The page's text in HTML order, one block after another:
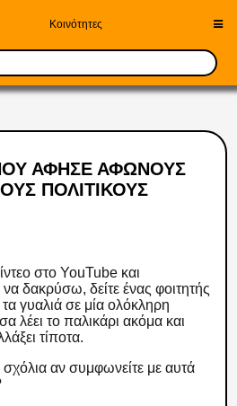
Κοινότητες
ΑΦΗΣΕ ΑΦΩΝΟΥΣ
ΠΟΛΙΤΙΚΟΥΣ
στο YouTube και
δακρύσω, δείτε ένας φοιτητής
γυαλιά σε μία ολόκληρη
λέει το παλικάρι ακόμα και
τίποτα.
αν συμφωνείτε με αυτά